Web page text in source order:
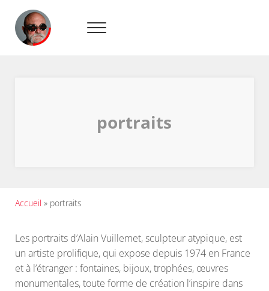
Menu
portraits
Accueil » portraits
Les portraits d’Alain Vuillemet, sculpteur atypique, est
un artiste prolifique, qui expose depuis 1974 en France
et à l’étranger : fontaines, bijoux, trophées, œuvres
monumentales, toute forme de création l’inspire dans